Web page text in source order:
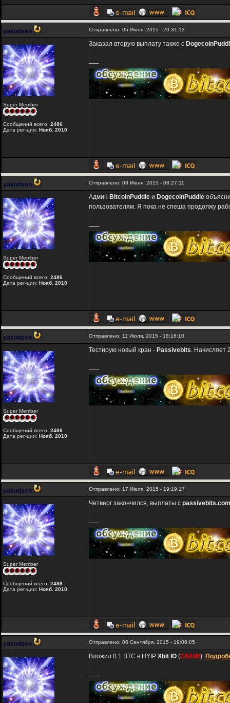
yakodsen Отправлено: 05 Июня, 2015 - 20:31:13
Super Member
Сообщений всего: 2486
Дата рег-ции: Нояб. 2010
Заказал вторую выплату также с
-----
yakodsen Отправлено: 08 Июня, 2015 - 08:27:11
Super Member
Сообщений всего: 2486
Дата рег-ции: Нояб. 2010
Админ BitcoinPuddle и DogecoinPuddle
пользователям. Я пока не спеша продолжу
-----
yakodsen Отправлено: 11 Июля, 2015 - 18:16:10
Super Member
Сообщений всего: 2486
Дата рег-ции: Нояб. 2010
Тестирую новый кран - Passivebits. Начисляет
-----
yakodsen Отправлено: 17 Июля, 2015 - 19:19:17
Super Member
Сообщений всего: 2486
Дата рег-ции: Нояб. 2010
Четверг закончился, выплаты с passivebits.com
-----
yakodsen Отправлено: 06 Сентября, 2015 - 19:06:05
Вложил 0.1 BTC в HYIP Xbit IO (СКАМ!).
-----